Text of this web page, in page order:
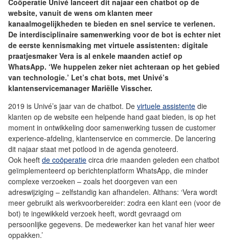
Coöperatie Univé lanceert dit najaar een chatbot op de
website, vanuit de wens om klanten meer
kanaalmogelijkheden te bieden en snel service te verlenen.
De interdisciplinaire samenwerking voor de bot is echter niet
de eerste kennismaking met virtuele assistenten: digitale
praatjesmaker Vera is al enkele maanden actief op
WhatsApp. ‘We huppelen zeker niet achteraan op het gebied
van technologie.’ Let’s chat bots, met Univé’s
klantenservicemanager Mariëlle Visscher.
2019 is Univé’s jaar van de chatbot. De virtuele assistente die
klanten op de website een helpende hand gaat bieden, is op het
moment in ontwikkeling door samenwerking tussen de customer
experience-afdeling, klantenservice en commercie. De lancering
dit najaar staat met potlood in de agenda genoteerd.
Ook heeft de coöperatie circa drie maanden geleden een chatbot
geïmplementeerd op berichtenplatform WhatsApp, die minder
complexe verzoeken – zoals het doorgeven van een
adreswijziging – zelfstandig kan afhandelen. Althans: ‘Vera wordt
meer gebruikt als werkvoorbereider: zodra een klant een (voor de
bot) te ingewikkeld verzoek heeft, wordt gevraagd om
persoonlijke gegevens. De medewerker kan het vanaf hier weer
oppakken.’